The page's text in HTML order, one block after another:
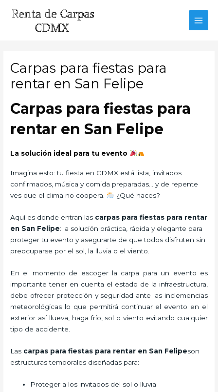
Carpas para fiestas para
rentar en San Felipe
Carpas para fiestas para
rentar en San Felipe
La solución ideal para tu evento
Imagina esto: tu fiesta en CDMX está lista, invitados
confirmados, música y comida preparadas… y de repente
ves que el clima no coopera.
¿Qué haces?
Aquí es donde entran las carpas para fiestas para rentar
en San Felipe: la solución práctica, rápida y elegante para
proteger tu evento y asegurarte de que todos disfruten sin
preocuparse por el sol, la lluvia o el viento.
En el momento de escoger la carpa para un evento es
importante tener en cuenta el estado de la infraestructura,
debe ofrecer protección y seguridad ante las inclemencias
meteorológicas lo que permitirá continuar el evento en el
exterior así llueva, haga frío, sol o viento evitando cualquier
tipo de accidente.
Las carpas para fiestas para rentar en San Felipeson
estructuras temporales diseñadas para:
Proteger a los invitados del sol o lluvia